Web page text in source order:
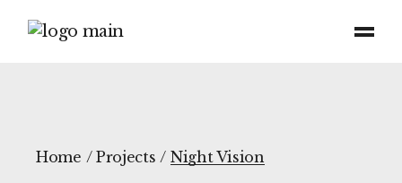
Home Projects Night Vision